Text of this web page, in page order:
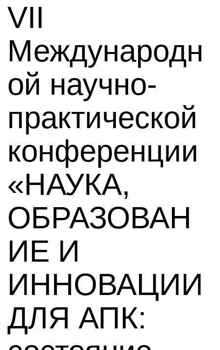
VII
Международн
ой научно-
практической
конференции
«НАУКА,
ОБРАЗОВАН
ИЕ И
ИННОВАЦИИ
ДЛЯ АПК: